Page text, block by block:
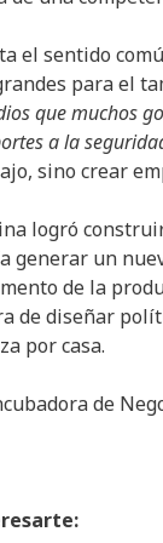
el sentido
para el
que muchos
a la
sino crear
logró
generar un
de la
de diseñar
por casa.
de